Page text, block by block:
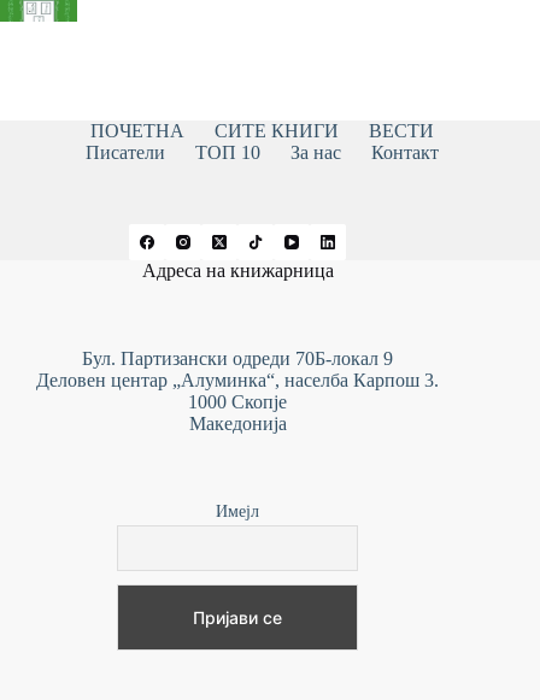
ПОЧЕТНА СИТЕ КНИГИ
ВЕСТИ
Писатели
ТОП 10 За нас Контакт
Адреса на книжарница
Бул. Партизански одреди 70Б-локал 9
Деловен центар „Алуминка“, населба Карпош 3.
1000 Скопје
Македонија
Имејл